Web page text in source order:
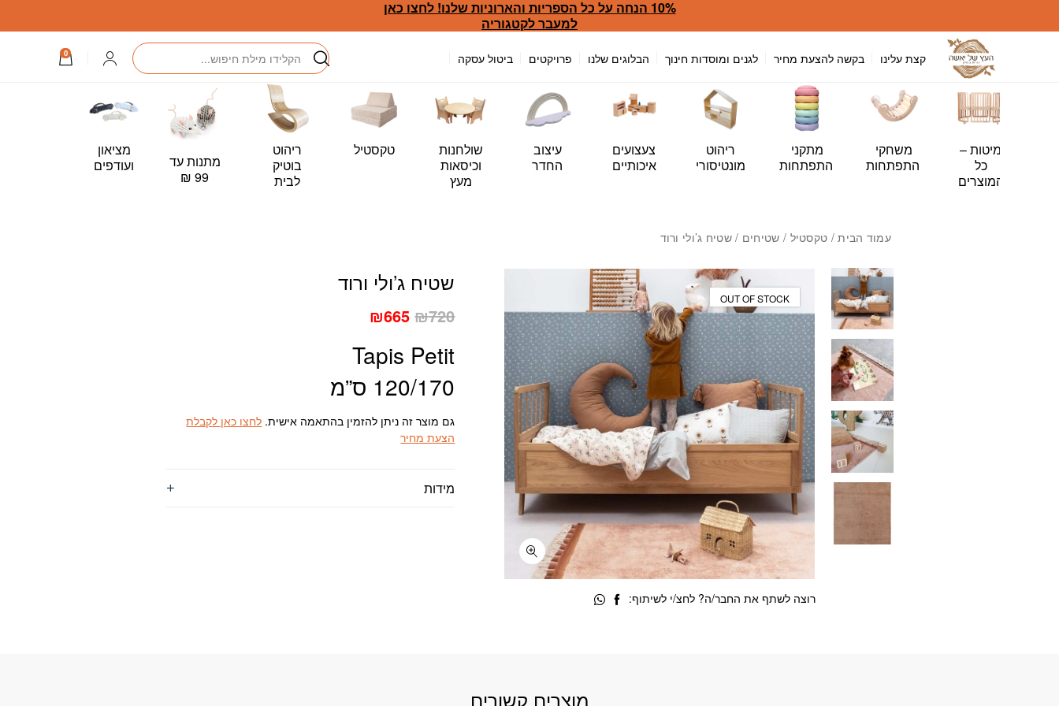
10% הנחה על כל הספריות והארוניות שלנו! לחצו כאן
למעבר לקטגוריה
קצת עלינו בקשה להצעת מחיר לגנים ומוסדות חינוך הבלוגים שלנו פרויקטים ביטול עסקה
חיפוש התחברות
0
מיטות –
כל
המוצרים
משחקי
התפתחות
מתקני
התפתחות
ריהוט
מונטיסורי
צעצועים
איכותיים
עיצוב
החדר
שולחנות
וכיסאות
מעץ
טקסטיל
ריהוט
בוטיק
לבית
מתנות עד
99 ₪
מציאון
ועודפים
עמוד הבית/ טקסטיל / שטיחים / שטיח ג’ולי ורוד
שטיח ג’ולי ורוד
₪720
המחיר
היה:
₪720.
₪665
המחיר
הוא:
₪665.
Tapis Petit
120/170 ס”מ
גם מוצר זה ניתן להזמין בהתאמה אישית. לחצו כאן לקבלת
הצעת מחיר
מידות
מבצע!OUT OF STOCK
רוצה לשתף את החבר/ה? לחצ/י לשיתוף:
מוצרים קשורים